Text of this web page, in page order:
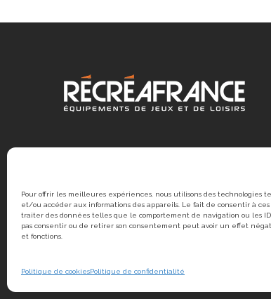
Pour offrir les meilleures expériences, nous utilisons des technologies
et/ou accéder aux informations des appareils. Le fait de consentir à
traiter des données telles que le comportement de navigation ou les
pas consentir ou de retirer son consentement peut avoir un effet
et fonctions.
Politique de cookiesPolitique de confidentialité
© 2020 RÉCRÉAFRANCE | Une